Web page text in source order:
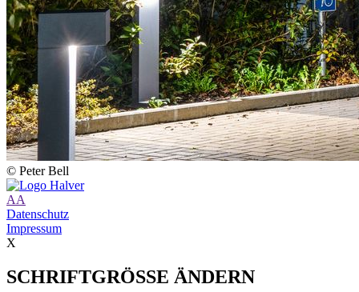
© Peter Bell
AA
Datenschutz
Impressum
X
SCHRIFTGRÖSSE ÄNDERN